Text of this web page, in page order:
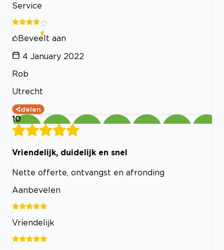
Service
Beveelt aan
4 January 2022
Rob
Utrecht
delen
10
Vriendelijk, duidelijk en snel
Nette offerte, ontvangst en afronding
Aanbevelen
Vriendelijk